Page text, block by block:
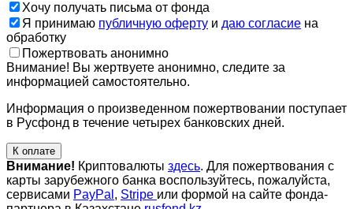
Хочу получать письма от фонда
Я принимаю публичную оферту и даю согласие на
обработку
Пожертвовать анонимно
Внимание! Вы жертвуете анонимно, следите за
информацией самостоятельно.
Информация о произведенном пожертвовании поступает
в Русфонд в течение четырех банковских дней.
К оплате
Внимание! Криптовалюты здесь. Для пожертвования с
карты зарубежного банка воспользуйтесь, пожалуйста,
сервисами PayPal , Stripe или формой на сайте фонда-